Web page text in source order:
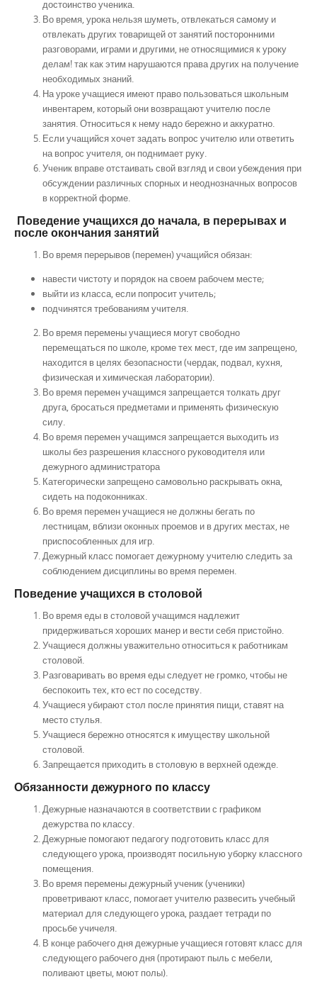
достоинство ученика.
Во время, урока нельзя шуметь, отвлекаться самому и
отвлекать других товарищей от занятий посторонними
разговорами, играми и другими, не относящимися к уроку
делам! так как этим нарушаются права других на получение
необходимых знаний.
На уроке учащиеся имеют право пользоваться школьным
инвентарем, который они возвращают учителю после
занятия. Относиться к нему надо бережно и аккуратно.
Если учащийся хочет задать вопрос учителю или ответить
на вопрос учителя, он поднимает руку.
Ученик вправе отстаивать свой взгляд и свои убеждения при
обсуждении различных спорных и неоднозначных вопросов
в корректной форме.
Поведение учащихся до начала, в перерывах и
после окончания занятий
Во время перерывов (перемен) учащийся обязан:
навести чистоту и порядок на своем рабочем месте;
выйти из класса, если попросит учитель;
подчинятся требованиям учителя.
Во время перемены учащиеся могут свободно
перемещаться по школе, кроме тex мест, где им запрещено,
находится в целях безопасности (чердак, подвал, кухня,
физическая и химическая лаборатории).
Во время перемен учащимся запрещается толкать друг
друга, бросаться предметами и применять физическую
силу.
Во время перемен учащимся запрещается выходить из
школы без разрешения классного руководителя или
дежурного администратора
Категорически запрещено самовольно раскрывать окна,
сидеть на подоконниках.
Во время перемен учащиеся не должны бегать по
лестницам, вблизи оконных проемов и в других местах, не
приспособленных для игр.
Дежурный класс помогает дежурному учителю следить за
соблюдением дисциплины во время перемен.
Поведение учащихся в столовой
Во время еды в столовой учащимся надлежит
придерживаться хороших манер и вести себя пристойно.
Учащиеся должны уважительно относиться к работникам
столовой.
Разговаривать во время еды следует не громко, чтобы не
беспокоить тех, кто ест по соседству.
Учащиеся убирают стол после принятия пищи, ставят на
место стулья.
Учащиеся бережно относятся к имуществу школьной
столовой.
Запрещается приходить в столовую в верхней одежде.
Обязанности дежурного по классу
Дежурные назначаются в соответствии с графиком
дежурства по классу.
Дежурные помогают педагогу подготовить класс для
следующего урока, производят посильную уборку классного
помещения.
Во время перемены дежурный ученик (ученики)
проветривают класс, помогает учителю развесить учебный
материал для следующего урока, раздает тетради по
просьбе учичеля.
В конце рабочего дня дежурные учащиеся готовят класс для
следующего рабочего дня (протирают пыль с мебели,
поливают цветы, моют полы).